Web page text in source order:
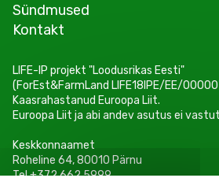
Sündmused
Kontakt
LIFE-IP projekt "Loodusrikas Eesti"
(ForEst&FarmLand LIFE18IPE/EE/
Kaasrahastanud Euroopa Liit.
Euroopa Liit ja abi andev asutus ei
Keskkonnaamet
Roheline 64, 80010 Pärnu
Tel +372 662 5999